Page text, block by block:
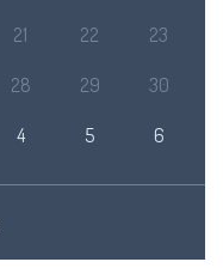
21 22 23
28 29 30
4 5 6